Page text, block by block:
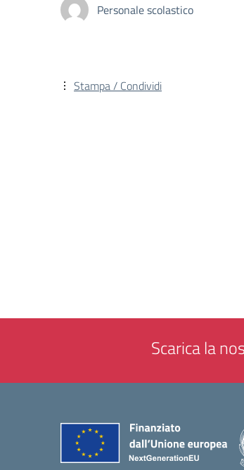
Personale scolastico
Stampa / Condividi
Scarica la